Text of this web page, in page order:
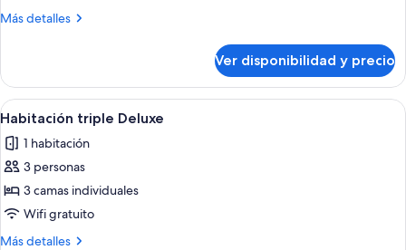
Partial
Más detalles
Más
Deluxe
with
Partial
View
Ver disponibilidad y precio
Ver
todas
las
fotos
de
Habitación
triple
Habitación de hotel con dos camas,
2
Habitación triple Deluxe
1 habitación
3 personas
3 camas individuales
Wifi gratuito
Más detalles
Más